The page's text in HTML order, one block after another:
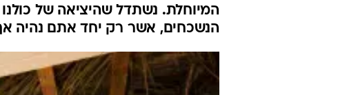
המיוחלת. נשתדל שהיציאה של כולנו
הנשכחים, אשר רק יחד אתם נהיה